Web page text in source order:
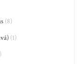
(8)
(1)